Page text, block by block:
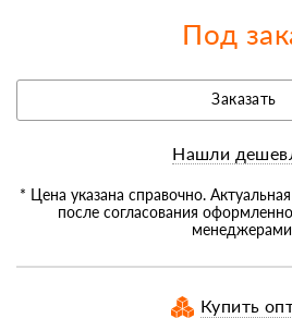
Под
Заказать
Нашли
* Цена указана справочно.
после согласования
Купить